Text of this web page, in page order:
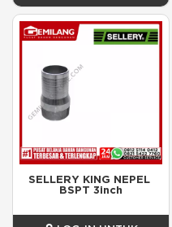
SELLERY KING NEPEL
BSPT 3inch